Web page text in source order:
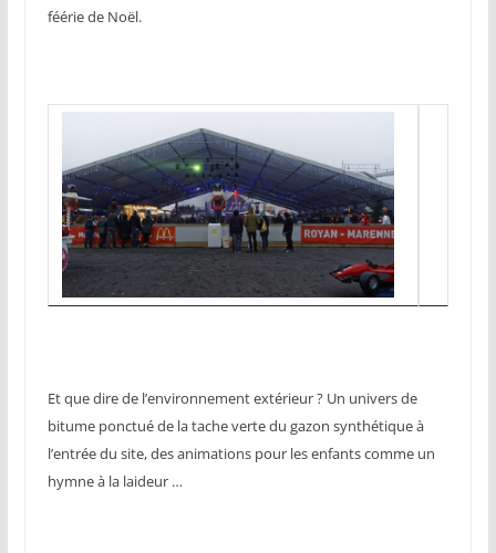
féérie de Noël.
Et que dire de l’environnement extérieur ? Un univers de
bitume ponctué de la tache verte du gazon synthétique à
l’entrée du site, des animations pour les enfants comme un
hymne à la laideur …